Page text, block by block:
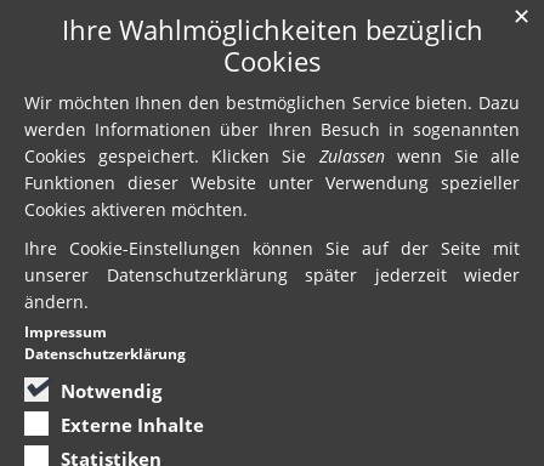
Ihre Wahlmöglichkeiten bezüglich
Cookies
Wir möchten Ihnen den bestmöglichen Service bieten. Dazu
werden Informationen über Ihren Besuch in sogenannten
Cookies gespeichert. Klicken Sie Zulassenwenn Sie alle
Funktionen dieser Website unter Verwendung spezieller
Cookies aktiveren möchten.
Ihre Cookie-Einstellungen können Sie auf der Seite mit
unserer Datenschutzerklärung später jederzeit wieder
ändern.
Notwendig
Externe Inhalte
Statistiken
✕
Impressum
Datenschutzerklärung